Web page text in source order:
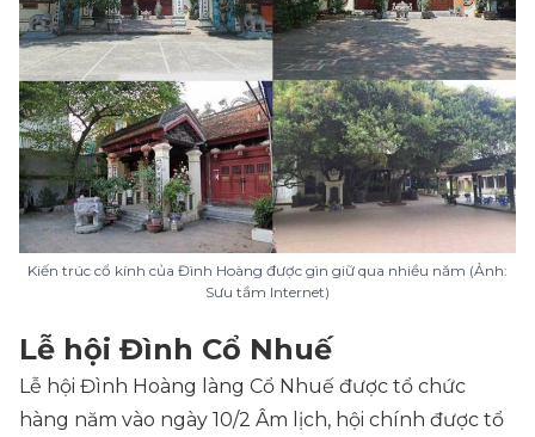
Kiến trúc cổ kính của Đình Hoàng được gìn giữ qua nhiều năm (Ảnh:
Sưu tầm Internet)
Lễ hội Đình Cổ Nhuế
Lễ hội Đình Hoàng làng Cổ Nhuế được tổ chức
hàng năm vào ngày 10/2 Âm lịch, hội chính được tổ